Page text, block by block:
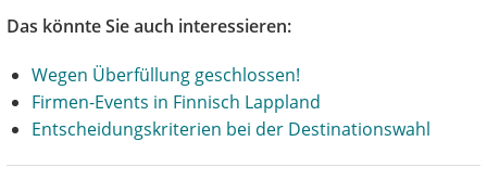
Das könnte Sie auch interessieren:
Wegen Überfüllung geschlossen!
Firmen-Events in Finnisch Lappland
Entscheidungskriterien bei der Destinationswahl